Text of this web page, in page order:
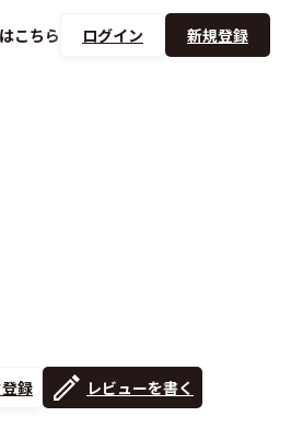
こちら ログイン 新規登録
録 レビューを書く